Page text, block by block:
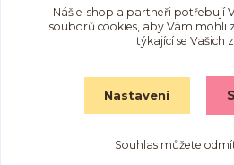
Fotogalerie
Obchodní
Ochrana
Vytvořeno na
Náš e-shop a partneři potřebují
souborů cookies, aby Vám mohli
týkající se Vašich
Nastavení
Souhlas můžete